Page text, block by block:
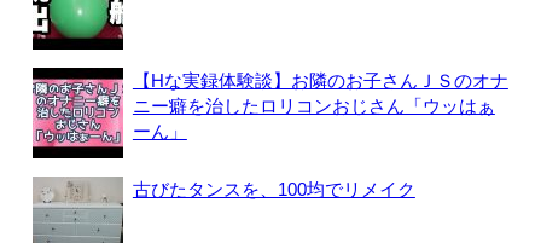
【Hな実録体験談】お隣のお子さんＪＳのオナ
ニー癖を治したロリコンおじさん「ウッはぁ
ーん」
古びたタンスを、100均でリメイク